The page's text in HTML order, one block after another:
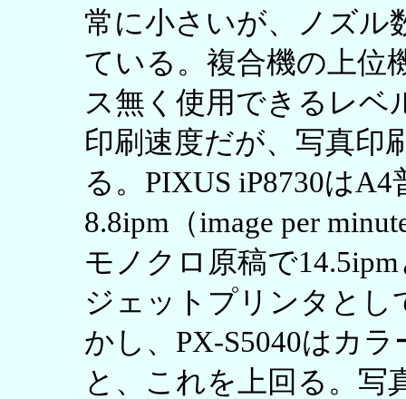
常に小さいが、ノズル
ている。複合機の上位
ス無く使用できるレベ
印刷速度だが、写真印
る。PIXUS iP8730は
8.8ipm（image per
モノクロ原稿で
ジェットプリンタとし
かし、PX-S5040はカ
と、これを上回る。写